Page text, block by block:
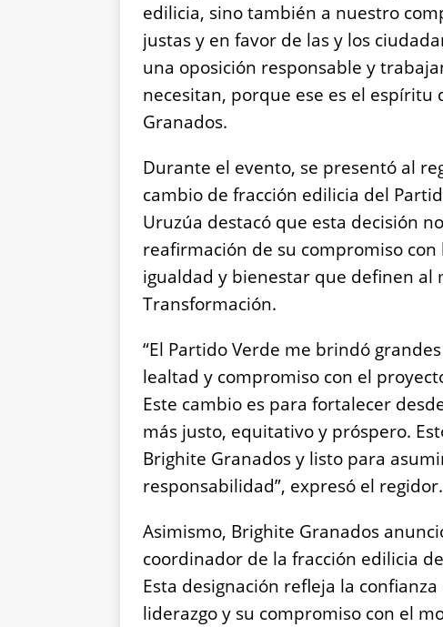
edilicia, sino también a nuestro
justas y en favor de las y los
una oposición responsable y
necesitan, porque ese es el espíritu
Granados.
Durante el evento, se presentó al
cambio de fracción edilicia del
Uruzúa destacó que esta decisión
reafirmación de su compromiso
igualdad y bienestar que definen al
Transformación.
“El Partido Verde me brindó
lealtad y compromiso con el
Este cambio es para fortalecer
más justo, equitativo y próspero.
Brighite Granados y listo para
responsabilidad”, expresó el regidor.
Asimismo, Brighite Granados
coordinador de la fracción edilicia
Esta designación refleja la
liderazgo y su compromiso con el